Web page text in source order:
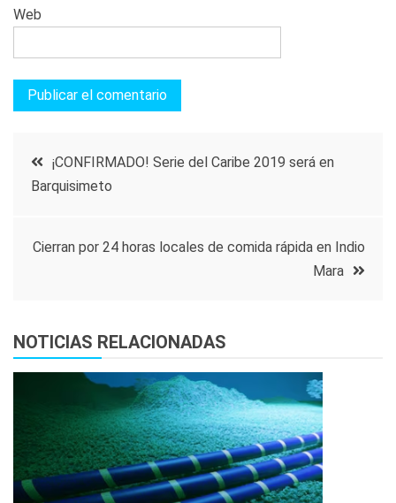
Web
Navegación
entradas
¡CONFIRMADO! Serie del Caribe 2019 será en
Barquisimeto
Cierran por 24 horas locales de comida rápida en Indio
Mara
NOTICIAS RELACIONADAS